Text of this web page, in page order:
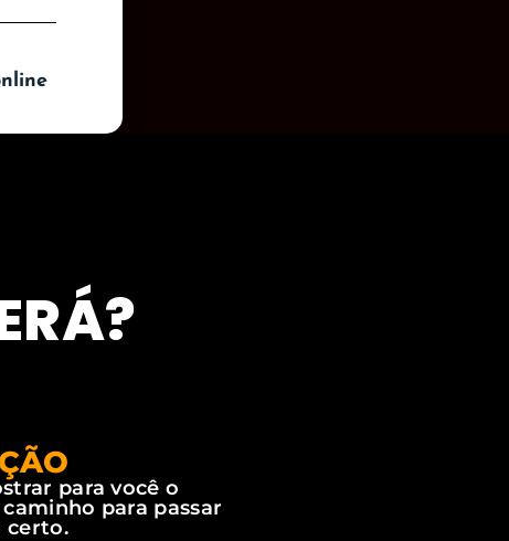
para você o
para passar
certo.